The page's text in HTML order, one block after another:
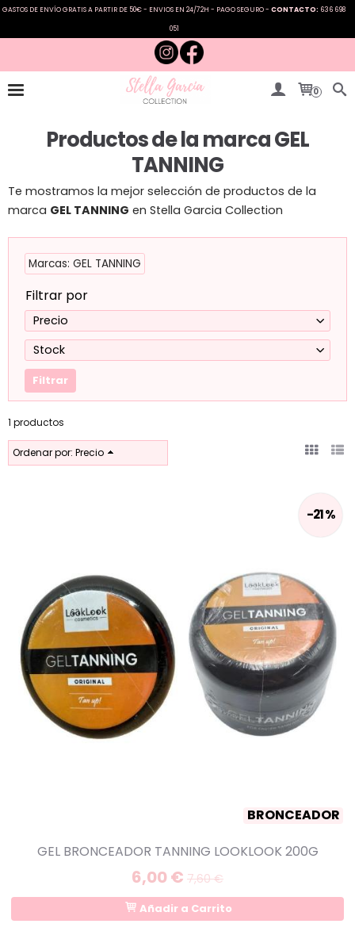
GASTOS DE ENVÍO GRATIS A PARTIR DE 50€ - ENVIOS EN 24/72H - PAGO SEGURO - CONTACTO: 636 698
051
0
Productos de la marca GEL
TANNING
Te mostramos la mejor selección de productos de la
marca GEL TANNING en Stella Garcia Collection
Marcas: GEL TANNING
Filtrar por
Precio
Stock
1 productos
Ordenar por: Precio
BRONCEADOR
-21 %
GEL BRONCEADOR TANNING LOOKLOOK 200G
6,00 € 7,60 €
Añadir a Carrito